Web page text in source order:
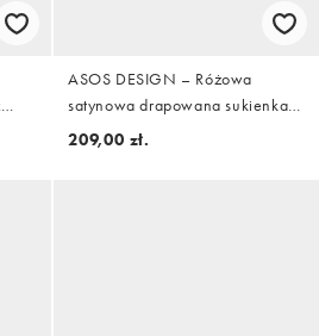
ASOS DESIGN – Różowa
satynowa drapowana sukienka
mini na jedno ramię
209,00 zł.